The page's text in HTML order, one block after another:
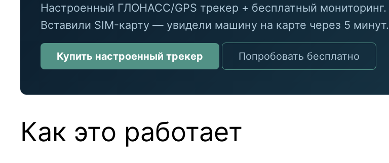
Настроенный ГЛОНАСС/GPS трекер + бесплатный мониторинг.
Вставили SIM-карту — увидели машину на карте через 5 минут.
Купить настроенный трекер Попробовать бесплатно
Как это работает